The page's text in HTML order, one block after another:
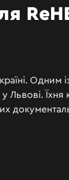
Одним із
у Львові. Їхня